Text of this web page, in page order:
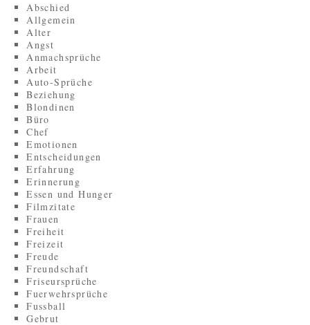
Abschied
Allgemein
Alter
Angst
Anmachsprüche
Arbeit
Auto-Sprüche
Beziehung
Blondinen
Büro
Chef
Emotionen
Entscheidungen
Erfahrung
Erinnerung
Essen und Hunger
Filmzitate
Frauen
Freiheit
Freizeit
Freude
Freundschaft
Friseursprüche
Fuerwehrsprüche
Fussball
Gebrut